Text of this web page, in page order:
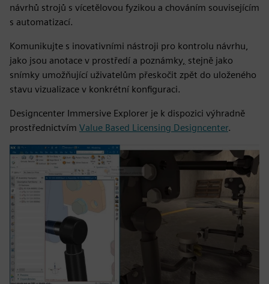
návrhů strojů s vícetělovou fyzikou a chováním souvisejícím
s automatizací.
Komunikujte s inovativními nástroji pro kontrolu návrhu,
jako jsou anotace v prostředí a poznámky, stejně jako
snímky umožňující uživatelům přeskočit zpět do uloženého
stavu vizualizace v konkrétní konfiguraci.
Designcenter Immersive Explorer je k dispozici výhradně
prostřednictvím Value Based Licensing Designcenter.